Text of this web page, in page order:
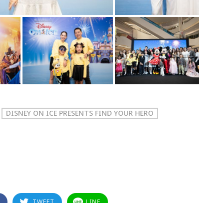
DISNEY ON ICE PRESENTS FIND YOUR HERO